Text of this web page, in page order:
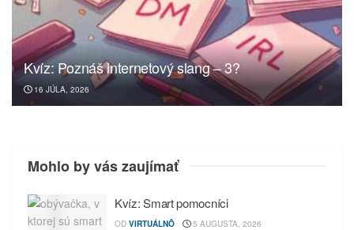
Kvíz: Poznáš internetový slang – 3?
16 JÚLA, 2026
Mohlo by vás zaujímať
Kvíz: Smart pomocníci
OD VIRTUÁLNÔ 5 AUGUSTA, 2026